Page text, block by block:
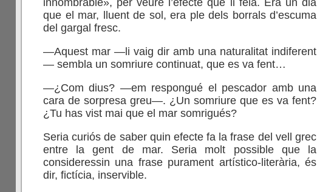
innombrable», per veure l’efecte que li feia. Era un dia
que el mar, lluent de sol, era ple dels borrals d’escuma
del gargal fresc.
—Aquest mar —li vaig dir amb una naturalitat indiferent
— sembla un somriure continuat, que es va fent…
—¿Com dius? —em respongué el pescador amb una
cara de sorpresa greu—. ¿Un somriure que es va fent?
¿Tu has vist mai que el mar somrigués?
Seria curiós de saber quin efecte fa la frase del vell grec
entre la gent de mar. Seria molt possible que la
consideressin una frase purament artístico-literària, és
dir, fictícia, inservible.